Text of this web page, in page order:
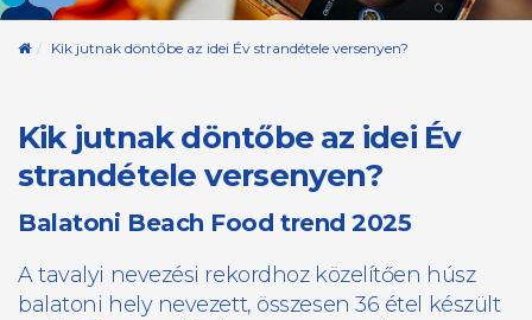
Kezdőoldal
Kik jutnak döntőbe az idei Év strandétele versenyen?
Kik jutnak döntőbe az idei Év
strandétele versenyen?
Balatoni Beach Food trend 2025
A tavalyi nevezési rekordhoz közelítően húsz
balatoni hely nevezett, összesen 36 étel készült